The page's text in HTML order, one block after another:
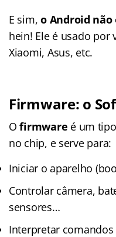
E sim,o Android não
hein! Ele é usado por
Xiaomi, Asus, etc.
Firmware: o
Ofirmware é um
no chip, e serve para:
Iniciar o aparelho
Controlar câmera,
sensores…
Interpretar